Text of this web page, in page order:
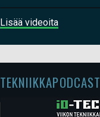
Lisää videoita
TEKNIIKKAPODCAST